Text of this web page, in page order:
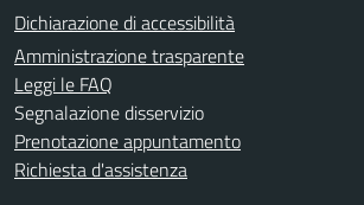
Dichiarazione di accessibilità
Amministrazione trasparente
Leggi le FAQ
Segnalazione disservizio
Prenotazione appuntamento
Richiesta d'assistenza